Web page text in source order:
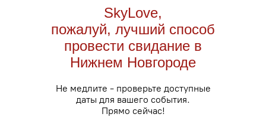
SkyLove,
пожалуй, лучший способ
провести свидание в
Нижнем Новгороде
Не медлите - проверьте доступные
даты для вашего события.
Прямо сейчас!